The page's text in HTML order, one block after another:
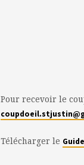
Pour recevoir le
Télécharger le